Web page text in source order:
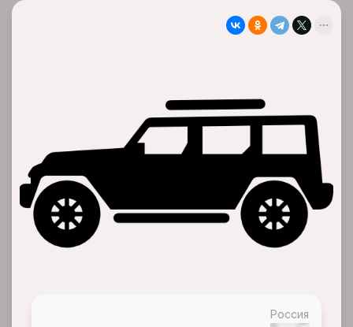
Россия